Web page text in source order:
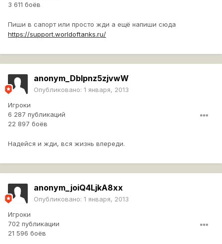
3 611 боёв
Пиши в сапорт или просто жди а ещё напиши сюда
https://support.worldoftanks.ru/
anonym_DbIpnz5zjvwW
Опубликовано: 1 января, 2013
Игроки
6 287 публикаций
22 897 боёв
Надейся и жди, вся жизнь впереди.
anonym_joiQ4LjkA8xx
Опубликовано: 1 января, 2013
Игроки
702 публикации
21 596 боёв